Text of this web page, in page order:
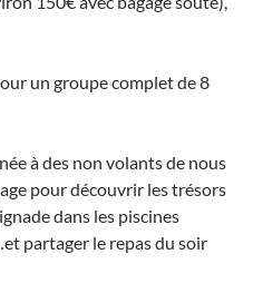
un groupe complet de 8
à des non volants de nous
pour découvrir les trésors
dans les piscines
partager le repas du soir